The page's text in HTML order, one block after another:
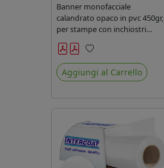
Banner monofacciale
calandrato opaco in pvc 450gr,
per stampe con inchiostri
solvente ed ecosolvente , uv e
latex.
Preferiti
Aggiungi al Carrello